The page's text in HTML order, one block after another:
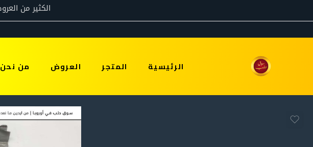
الرئيسية المتجر العروض من نحن